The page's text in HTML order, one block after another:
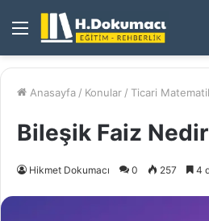
Menü
Anasayfa / Konular / Ticari
Bileşik Faiz
Hikmet Dokumacı 0 257 4